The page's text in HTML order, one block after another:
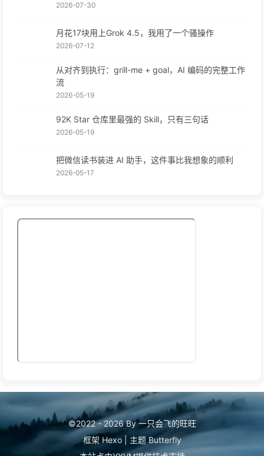
2026-07-30
月花17块用上Grok 4.5，我用了一个骚操作
2026-07-12
从对齐到执行：grill-me + goal，AI 编码的完整工作
流
2026-05-19
92K Star 仓库里最强的 Skill，只有三句话
2026-05-19
把微信读书装进 AI 助手，这件事比我想象的顺利
2026-05-17
©2022 - 2026 By 一只会飞的旺旺
框架 Hexo 主题 Butterfly